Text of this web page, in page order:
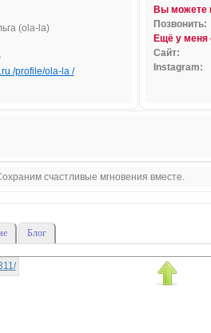
(ola-la)
/profile/ola-la /
Вы можете
Позвонить:
Ещё у меня
Сайт:
Instagram:
счастливые мгновения вместе.
Блог